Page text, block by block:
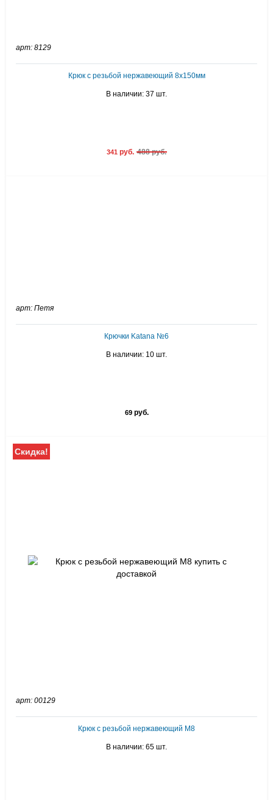
арт: 8129
Крюк с резьбой нержавеющий 8х150мм
В наличии: 37 шт.
341 руб. 488 руб.
арт: Петя
Крючки Katana №6
В наличии: 10 шт.
69руб.
Скидка!
арт: 00129
Крюк с резьбой нержавеющий М8
В наличии: 65 шт.